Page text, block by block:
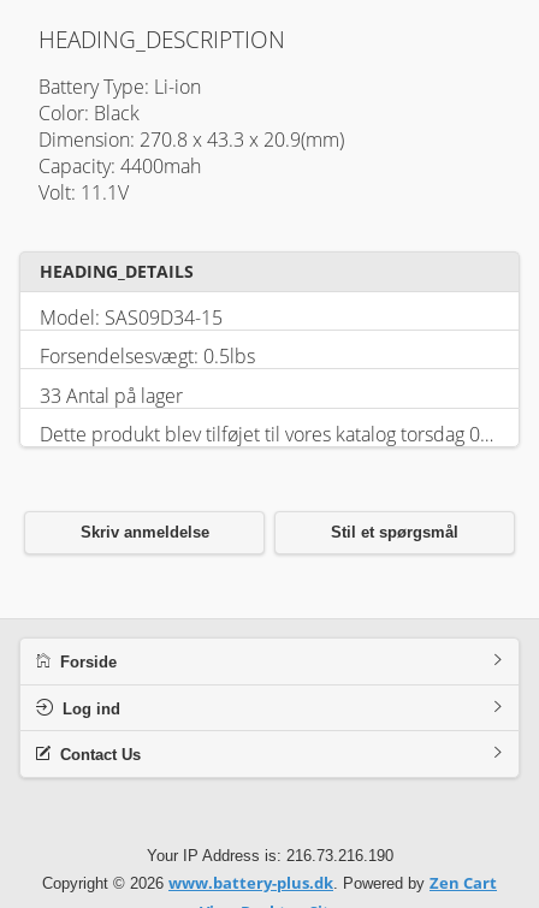
HEADING_DESCRIPTION
Battery Type: Li-ion
Color: Black
Dimension: 270.8 x 43.3 x 20.9(mm)
Capacity: 4400mah
Volt: 11.1V
HEADING_DETAILS
Model: SAS09D34-15
Forsendelsesvægt: 0.5lbs
33 Antal på lager
Dette produkt blev tilføjet til vores katalog torsdag 05 februar, 2026.
Skriv anmeldelse Stil et spørgsmål
Forside
Log ind
Contact Us
Your IP Address is: 216.73.216.190
Copyright © 2026 www.battery-plus.dk. Powered by Zen Cart